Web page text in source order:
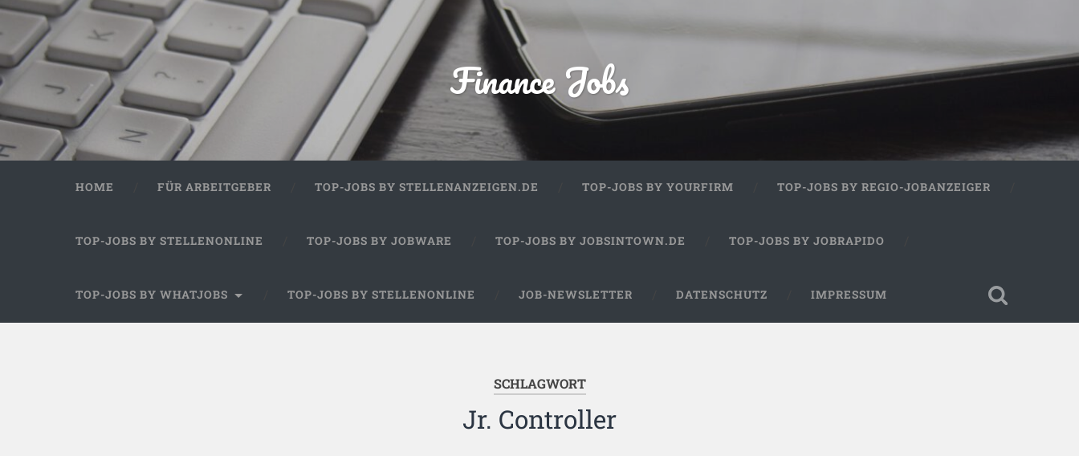
Finance Jobs
HOME FÜR ARBEITGEBER TOP-JOBS BY STELLENANZEIGEN.DE TOP-JOBS BY YOURFIRM TOP-JOBS BY REGIO-JOBANZEIGER
TOP-JOBS BY STELLENONLINE TOP-JOBS BY JOBWARE TOP-JOBS BY JOBSINTOWN.DE TOP-JOBS BY JOBRAPIDO
TOP-JOBS BY WHATJOBS TOP-JOBS BY STELLENONLINE JOB-NEWSLETTER DATENSCHUTZ IMPRESSUM
SCHLAGWORT
Jr. Controller